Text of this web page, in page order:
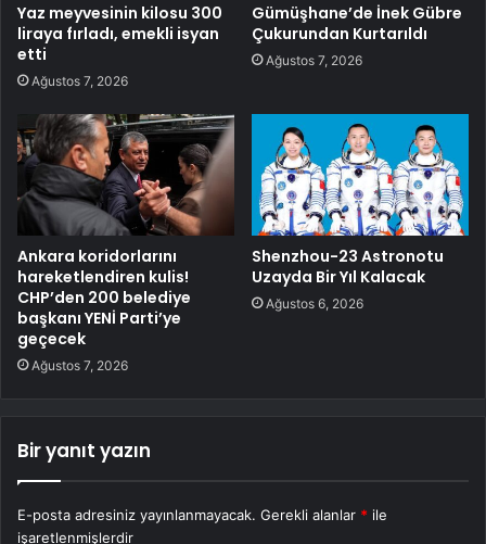
Yaz meyvesinin kilosu 300
liraya fırladı, emekli isyan
etti
Ağustos 7, 2026
Gümüşhane’de İnek Gübre
Çukurundan Kurtarıldı
Ağustos 7, 2026
Ankara koridorlarını
hareketlendiren kulis!
CHP’den 200 belediye
başkanı YENİ Parti’ye
geçecek
Ağustos 7, 2026
Shenzhou-23 Astronotu
Uzayda Bir Yıl Kalacak
Ağustos 6, 2026
Bir yanıt yazın
E-posta adresiniz yayınlanmayacak. Gerekli alanlar * ile
işaretlenmişlerdir